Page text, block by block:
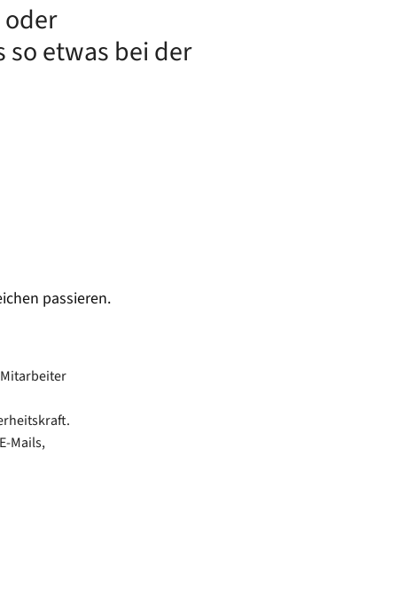
so etwas bei der
passieren.
Mails,